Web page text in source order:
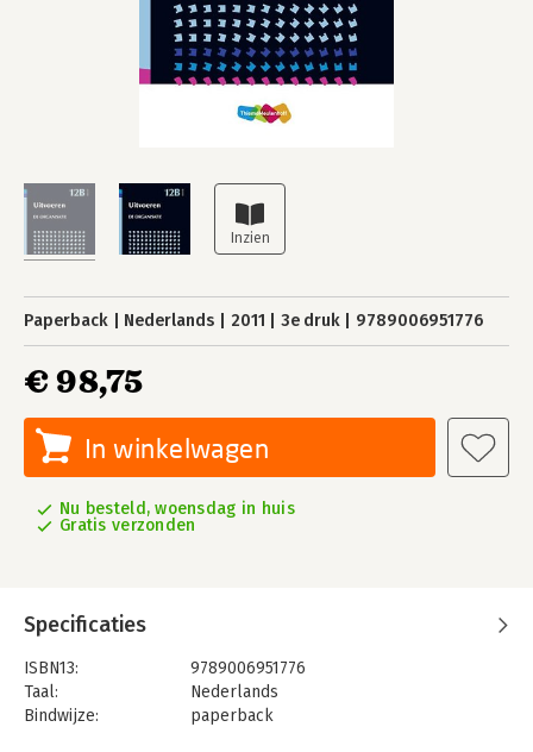
Paperback Nederlands 2011 3e druk 9789006951776
€ 98,75
In winkelwagen
Nu besteld, woensdag in huis
Gratis verzonden
Specificaties
ISBN13:
9789006951776
Taal:
Nederlands
Bindwijze:
paperback